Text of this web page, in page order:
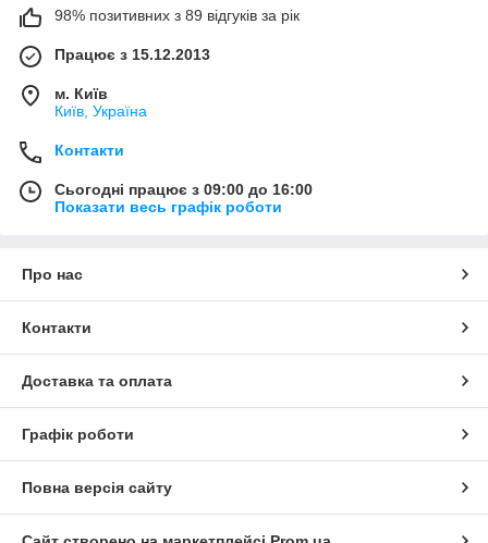
98% позитивних з 89 відгуків за рік
Працює з 15.12.2013
м. Київ
Київ, Україна
Контакти
Сьогодні працює з 09:00 до 16:00
Показати весь графік роботи
Про нас
Контакти
Доставка та оплата
Графік роботи
Повна версія сайту